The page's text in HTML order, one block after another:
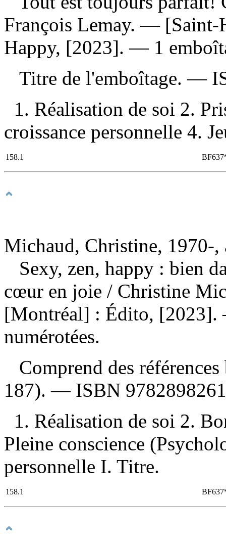
François Lemay. —
Happy, [2023]. — 1
Titre de l'emboîtage. —
1. Réalisation de soi 2.
croissance personnelle 4.
158.1
Michaud, Christine, 1970-,
Sexy, zen, happy : bien
cœur en joie / Christine
[Montréal] : Édito, [2023].
numérotées.
Comprend des
187). — ISBN
1. Réalisation de soi 2.
Pleine conscience
personnelle I. Titre.
158.1